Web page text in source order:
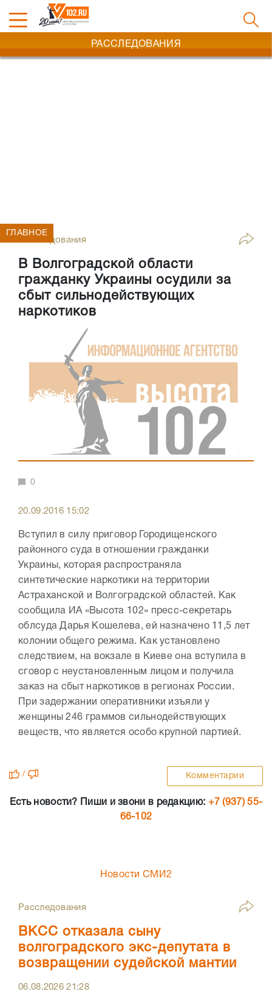
РАССЛЕДОВАНИЯ
Расследования
В Волгоградской области
гражданку Украины осудили за
сбыт сильнодействующих
наркотиков
ГЛАВНОЕ
0
20.09.2016 15:02
Вступил в силу приговор Городищенского
районного суда в отношении гражданки
Украины, которая распространяла
синтетические наркотики на территории
Астраханской и Волгоградской областей. Как
сообщила ИА «Высота 102» пресс-секретарь
облсуда Дарья Кошелева, ей назначено 11,5 лет
колонии общего режима. Как установлено
следствием, на вокзале в Киеве она вступила в
сговор с неустановленным лицом и получила
заказ на сбыт наркотиков в регионах России.
При задержании оперативники изъяли у
женщины 246 граммов сильнодействующих
веществ, что является особо крупной партией.
/ Комментарии
Есть новости? Пиши и звони в редакцию: +7 (937) 55-
66-102
Новости СМИ2
Расследования
ВКСС отказала сыну
волгоградского экс-депутата в
возвращении судейской мантии
06.08.202621:28